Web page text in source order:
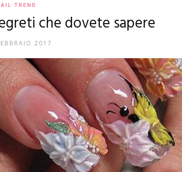
Art
Mania
TREND
che dovete sapere
2017